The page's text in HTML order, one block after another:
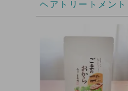
ヘアトリートメント